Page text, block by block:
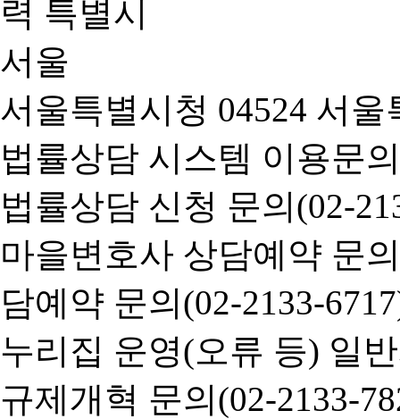
서울특별시청 04524 서
법률상담 시스템 이용문
법률상담 신청 문의(02-
마을변호사 상담예약 문
담예약 문의(02-2133-
누리집 운영(오류 등) 일
규제개혁 문의(02-2133-